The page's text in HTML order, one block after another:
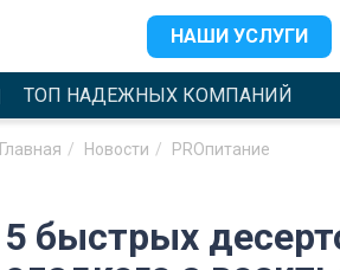
НАШИ УСЛУГИ
ТОП НАДЕЖНЫХ КОМПАНИЙ
Главная Новости PROпитание
5 быстрых